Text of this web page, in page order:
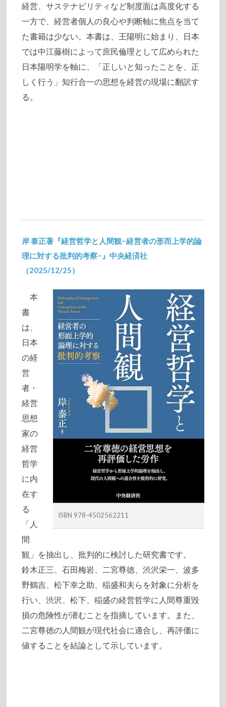
経営、サステナビリティなど制度面は高度化する
一方で、経営者個人の良心や判断軸に焦点を当て
た書籍は少ない。本書は、王陽明に始まり、日本
では中江藤樹によって庶民倫理として広められた
日本陽明学を軸に、「正しいと知ったことを、正
しく行う」知行合一の思想を経営の現場に翻訳す
る。
岸 泰正著『経営哲学と人間観−経営者の形而上学的論
理に対する批判的考察−』中央経済社
（2025/12/25）
ISBN 978-4502562211
本
書
は、
日本
の経
営
者・
経営
思想
家の
経営
哲学
に内
在す
る
「人
間
観」を抽出し、批判的に検討した研究書です。
鈴木正三、石田梅岩、二宮尊徳、渋沢栄一、波多
野鶴吉、松下幸之助、稲盛和夫らを対象に分析を
行い、渋沢、松下、稲盛の経営哲学に人間尊重毀
損の危険性が潜むことを指摘しています。また、
二宮尊徳の人間観が現代社会に適合し、再評価に
値することを結論として示しています。